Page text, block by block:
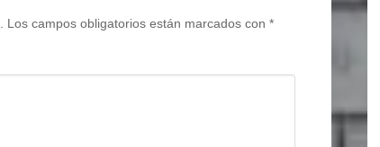
Los campos obligatorios están marcados con *